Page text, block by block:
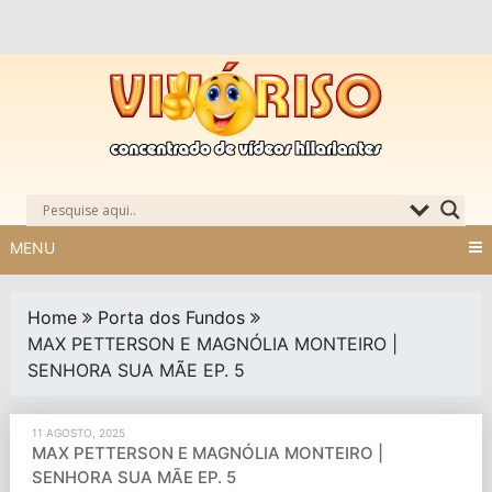
MENU
Home
Porta dos Fundos
MAX PETTERSON E MAGNÓLIA MONTEIRO |
SENHORA SUA MÃE EP. 5
11 AGOSTO, 2025
MAX PETTERSON E MAGNÓLIA MONTEIRO |
SENHORA SUA MÃE EP. 5